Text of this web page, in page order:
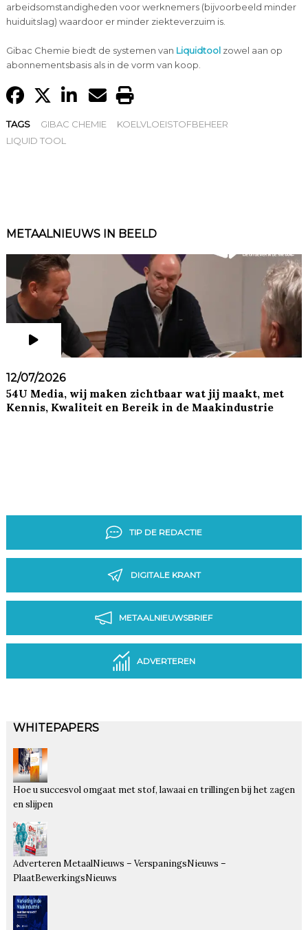
arbeidsomstandigheden voor werknemers (bijvoorbeeld minder
huiduitslag) waardoor er minder ziekteverzuim is.
Gibac Chemie biedt de systemen van Liquidtool zowel aan op
abonnementsbasis als in de vorm van koop.
TAGS GIBAC CHEMIE
KOELVLOEISTOFBEHEER
LIQUID TOOL
METAALNIEUWS IN BEELD
12/07/2026
54U Media, wij maken zichtbaar wat jij maakt, met
Kennis, Kwaliteit en Bereik in de Maakindustrie
TIP DE REDACTIE
DIGITALE KRANT
METAALNIEUWSBRIEF
ADVERTEREN
WHITEPAPERS
Hoe u succesvol omgaat met stof, lawaai en trillingen bij het zagen
en slijpen
Adverteren MetaalNieuws – VerspaningsNieuws –
PlaatBewerkingsNieuws